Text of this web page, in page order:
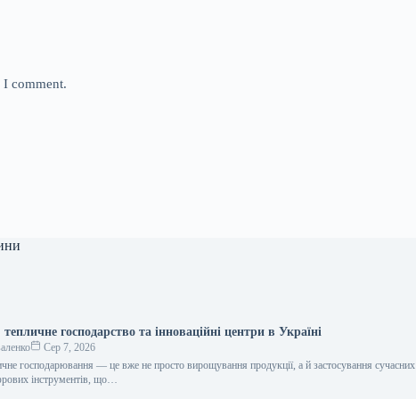
I comment.
господарство та інноваційні центри в Україні
Сер 7, 2026
господарювання — це вже не просто вирощування продукції, а й застосування сучасних
інструментів, що…